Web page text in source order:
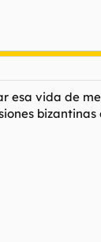
esa vida de